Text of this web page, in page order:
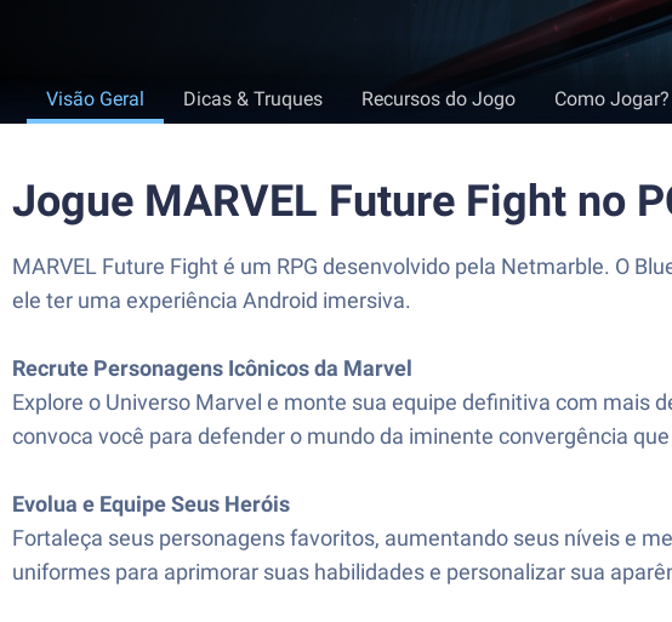
Visão Geral Dicas & Truques Recursos do Jogo Como Jogar?
Jogue MARVEL Future Fight no
MARVEL Future Fight é um RPG desenvolvido pela Netmarble. O
ele ter uma experiência Android imersiva.
Recrute Personagens Icônicos da Marvel
Explore o Universo Marvel e monte sua equipe definitiva com mais
convoca você para defender o mundo da iminente convergência
Evolua e Equipe Seus Heróis
Fortaleça seus personagens favoritos, aumentando seus níveis e
uniformes para aprimorar suas habilidades e personalizar sua